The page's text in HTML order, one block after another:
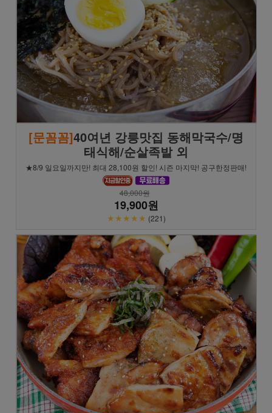
[문꼼꼼]40여년 강릉맛집 동해막국수/명
태식해/순살족발 외
★8/9 일요일까지만! 최대 28,100원 할인! 시즌 마지막! 공구한정판매!
48,000원
19,900원
★★★★★ (221)